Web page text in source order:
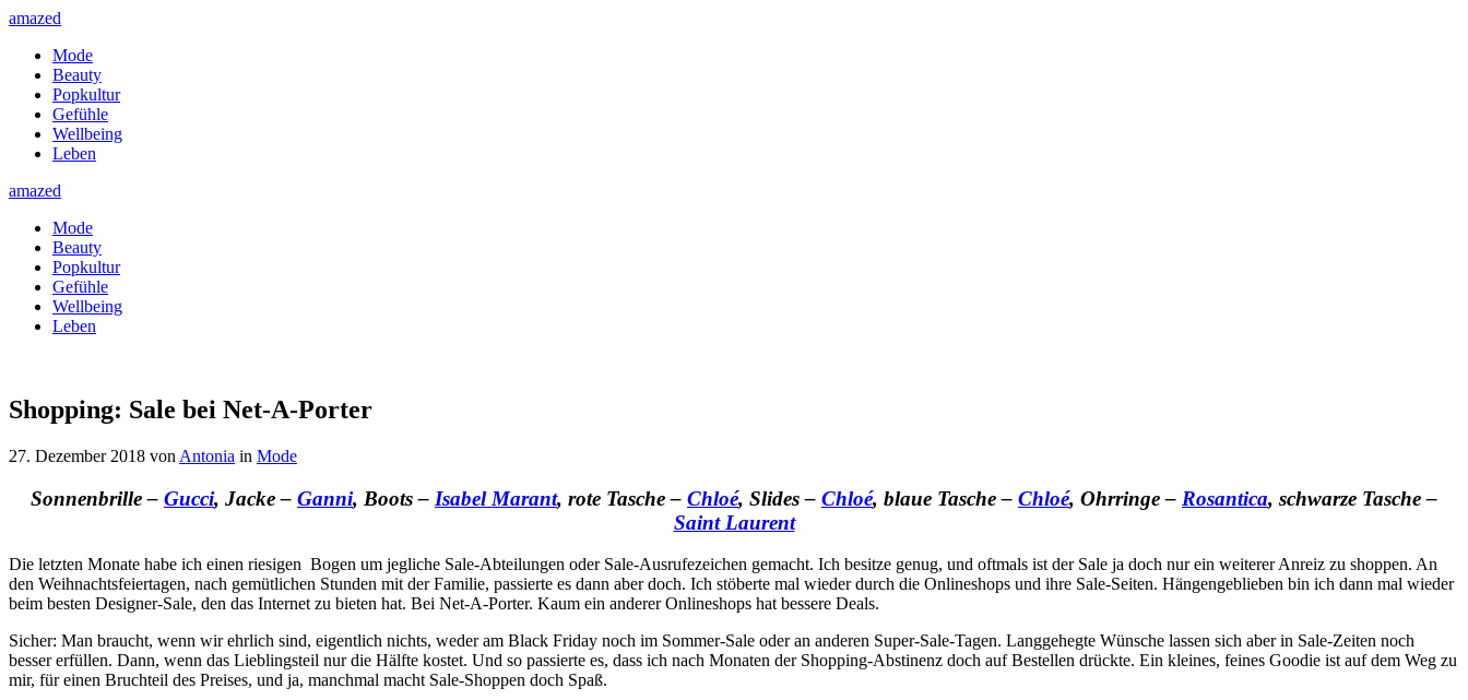
amazed
Mode
Beauty
Popkultur
Gefühle
Wellbeing
Leben
amazed
Mode
Beauty
Popkultur
Gefühle
Wellbeing
Leben
Shopping: Sale bei Net-A-Porter
27. Dezember 2018 von Antonia in Mode
Sonnenbrille – Gucci, Jacke – Ganni, Boots – Isabel Marant, rote Tasche – Chloé, Slides – Chloé, blaue Tasche – Chloé, Ohrringe – Rosantica, schwarze Tasche –
Saint Laurent
Die letzten Monate habe ich einen riesigen Bogen um jegliche Sale-Abteilungen oder Sale-Ausrufezeichen gemacht. Ich besitze genug, und oftmals ist der Sale ja doch nur ein weiterer Anreiz zu shoppen. An
den Weihnachtsfeiertagen, nach gemütlichen Stunden mit der Familie, passierte es dann aber doch. Ich stöberte mal wieder durch die Onlineshops und ihre Sale-Seiten. Hängengeblieben bin ich dann mal wieder
beim besten Designer-Sale, den das Internet zu bieten hat. Bei Net-A-Porter. Kaum ein anderer Onlineshops hat bessere Deals.
Sicher: Man braucht, wenn wir ehrlich sind, eigentlich nichts, weder am Black Friday noch im Sommer-Sale oder an anderen Super-Sale-Tagen. Langgehegte Wünsche lassen sich aber in Sale-Zeiten noch
besser erfüllen. Dann, wenn das Lieblingsteil nur die Hälfte kostet. Und so passierte es, dass ich nach Monaten der Shopping-Abstinenz doch auf Bestellen drückte. Ein kleines, feines Goodie ist auf dem Weg zu
mir, für einen Bruchteil des Preises, und ja, manchmal macht Sale-Shoppen doch Spaß.